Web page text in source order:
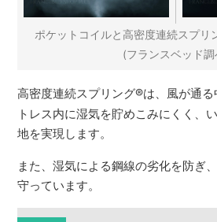
ポケットコイルと高密度連続スプリ
(フランスベッド調
高密度連続スプリング®は、風が通
トレス内に湿気を貯めこみにくく、
地を実現します。
また、湿気による鋼線の劣化を防ぎ
守っています。